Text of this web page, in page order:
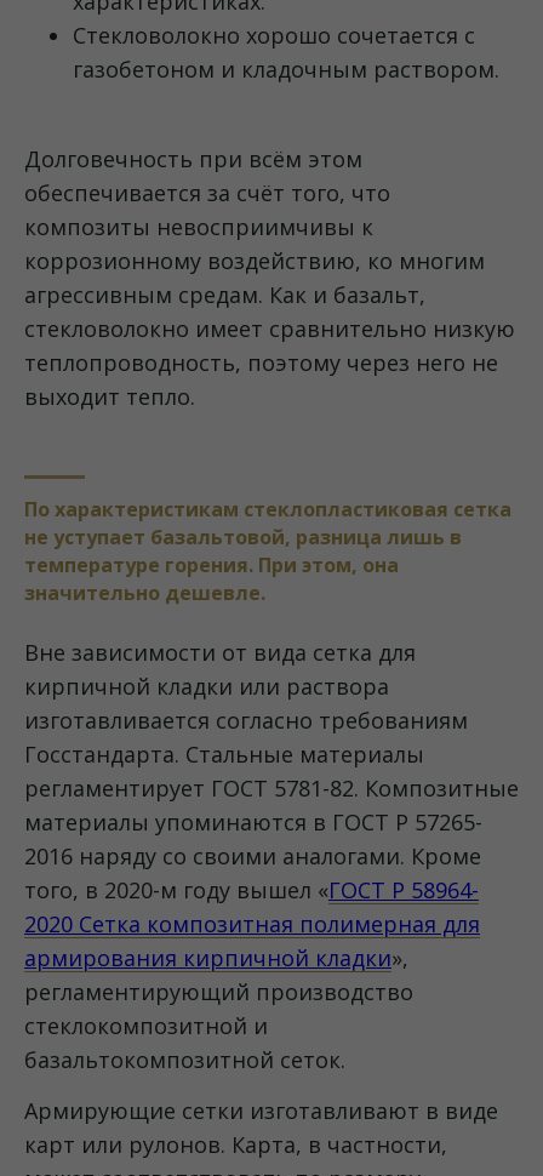
Стекловолокно хорошо сочетается с
газобетоном и кладочным раствором.
Долговечность при всём этом
обеспечивается за счёт того, что
композиты невосприимчивы к
коррозионному воздействию, ко многим
агрессивным средам. Как и базальт,
стекловолокно имеет сравнительно низкую
теплопроводность, поэтому через него не
выходит тепло.
По характеристикам стеклопластиковая сетка
не уступает базальтовой, разница лишь в
температуре горения. При этом, она
значительно дешевле.
Вне зависимости от вида сетка для
кирпичной кладки или раствора
изготавливается согласно требованиям
Госстандарта. Стальные материалы
регламентирует ГОСТ 5781-82. Композитные
материалы упоминаются в ГОСТ Р 57265-
2016 наряду со своими аналогами. Кроме
того, в 2020-м году вышел «ГОСТ Р 58964-
2020 Сетка композитная полимерная для
армирования кирпичной кладки»,
регламентирующий производство
стеклокомпозитной и
базальтокомпозитной сеток.
Армирующие сетки изготавливают в виде
карт или рулонов. Карта, в частности,